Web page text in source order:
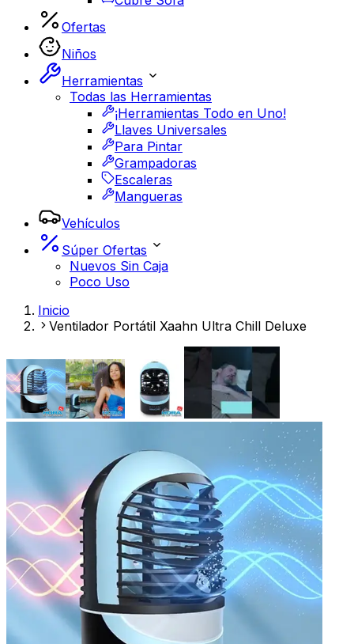
Ofertas
Niños
Herramientas
Todas las Herramientas
¡Herramientas Todo en Uno!
Llaves Universales
Para Pintar
Grampadoras
Escaleras
Mangueras
Vehículos
Súper Ofertas
Nuevos Sin Caja
Poco Uso
Inicio
Ventilador Portátil Xaahn Ultra Chill Deluxe